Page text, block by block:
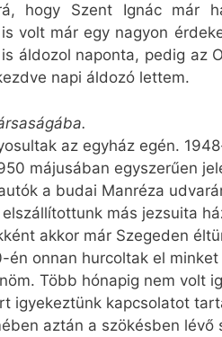
hogy Szent Ignác már
volt már egy nagyon
áldozol naponta, pedig az
napi áldozó lettem.
az egyház egén.
májusában egyszerűen
a budai Manréza
más jezsuita
akkor már Szegeden
én onnan hurcoltak el
Több hónapig nem volt
igyekeztünk kapcsolatot
aztán a szökésben